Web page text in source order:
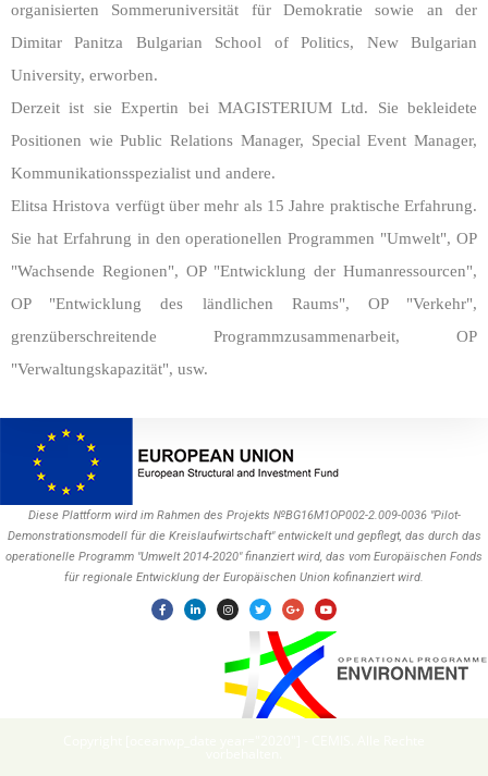
organisierten Sommeruniversität für Demokratie sowie an der
Dimitar Panitza Bulgarian School of Politics, New Bulgarian
University, erworben.
Derzeit ist sie Expertin bei MAGISTERIUM Ltd. Sie bekleidete
Positionen wie Public Relations Manager, Special Event Manager,
Kommunikationsspezialist und andere.
Elitsa Hristova verfügt über mehr als 15 Jahre praktische Erfahrung.
Sie hat Erfahrung in den operationellen Programmen "Umwelt", OP
"Wachsende Regionen", OP "Entwicklung der Humanressourcen",
OP "Entwicklung des ländlichen Raums", OP "Verkehr",
grenzüberschreitende Programmzusammenarbeit, OP
"Verwaltungskapazität", usw.
Diese Plattform wird im Rahmen des Projekts №BG16M1OP002-2.009-0036 "Pilot-
Demonstrationsmodell für die Kreislaufwirtschaft" entwickelt und gepflegt, das durch das
operationelle Programm "Umwelt 2014-2020" finanziert wird, das vom Europäischen Fonds
für regionale Entwicklung der Europäischen Union kofinanziert wird.